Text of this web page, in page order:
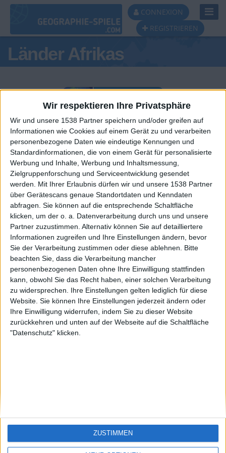
Wir respektieren Ihre Privatsphäre
Wir und unsere 1538 Partner speichern und/oder greifen auf
Informationen wie Cookies auf einem Gerät zu und verarbeiten
personenbezogene Daten wie eindeutige Kennungen und
Standardinformationen, die von einem Gerät für personalisierte
Werbung und Inhalte, Werbung und Inhaltsmessung,
Zielgruppenforschung und Serviceentwicklung gesendet
werden. Mit Ihrer Erlaubnis dürfen wir und unsere 1538 Partner
über Gerätescans genaue Standortdaten und Kenndaten
abfragen. Sie können auf die entsprechende Schaltfläche
klicken, um der o. a. Datenverarbeitung durch uns und unsere
Partner zuzustimmen. Alternativ können Sie auf detailliertere
Informationen zugreifen und Ihre Einstellungen ändern, bevor
Sie der Verarbeitung zustimmen oder diese ablehnen. Bitte
beachten Sie, dass die Verarbeitung mancher
personenbezogenen Daten ohne Ihre Einwilligung stattfinden
kann, obwohl Sie das Recht haben, einer solchen Verarbeitung
zu widersprechen. Ihre Einstellungen gelten lediglich für diese
Website. Sie können Ihre Einstellungen jederzeit ändern oder
Ihre Einwilligung widerrufen, indem Sie zu dieser Website
zurückkehren und unten auf der Webseite auf die Schaltfläche
"Datenschutz" klicken.
ZUSTIMMEN
CONNEXION
REGISTRIEREN
Länder Afrikas
Tagespodest
#1
AC.DC
#2
EnzRRh
#3
TommyFrazier
#4 LA.VIDA.LOCA
🇺🇸 We noticed you’re visiting
from an English-speaking
country
Join our American version now and be
among the firsts to submit your score
on our leaderboards!
Let's visit GeoHeroes.com!